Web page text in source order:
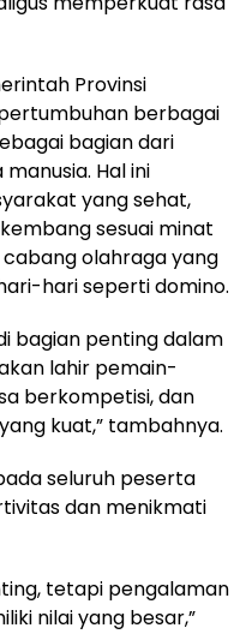
Provinsi
berbagai
bagian dari
Hal ini
yang sehat,
sesuai minat
olahraga yang
hari seperti domino.
bagian penting dalam
lahir pemain-
berkompetisi, dan
kuat,” tambahnya.
seluruh peserta
dan menikmati
tetapi pengalaman
nilai yang besar,”